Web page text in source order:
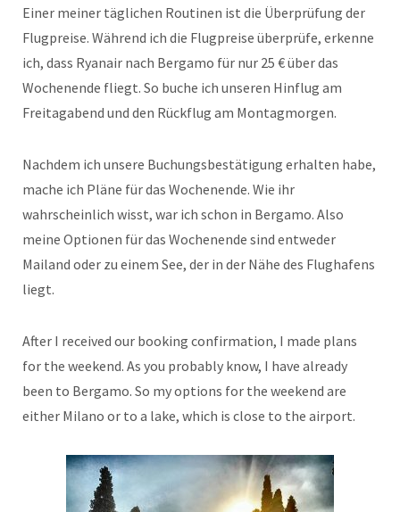
Einer meiner täglichen Routinen ist die Überprüfung der
Flugpreise. Während ich die Flugpreise überprüfe, erkenne
ich, dass Ryanair nach Bergamo für nur 25 € über das
Wochenende fliegt. So buche ich unseren Hinflug am
Freitagabend und den Rückflug am Montagmorgen.
Nachdem ich unsere Buchungsbestätigung erhalten habe,
mache ich Pläne für das Wochenende. Wie ihr
wahrscheinlich wisst, war ich schon in Bergamo. Also
meine Optionen für das Wochenende sind entweder
Mailand oder zu einem See, der in der Nähe des Flughafens
liegt.
After I received our booking confirmation, I made plans
for the weekend. As you probably know, I have already
been to Bergamo. So my options for the weekend are
either Milano or to a lake, which is close to the airport.